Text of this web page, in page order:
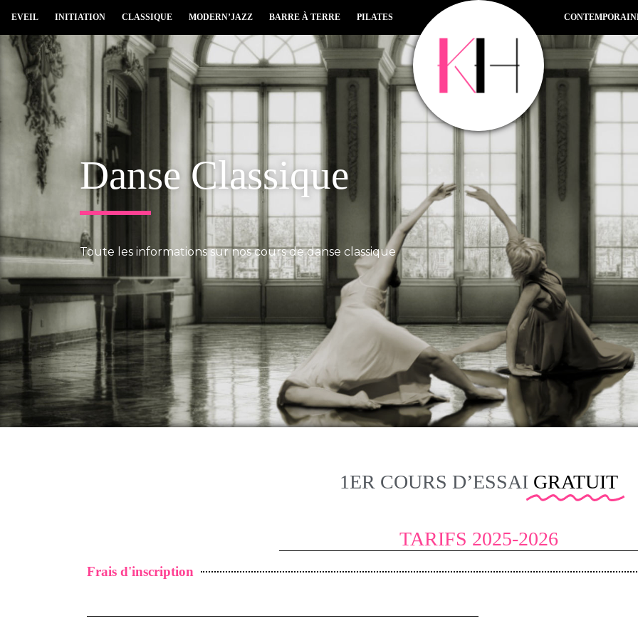
EVEIL INITIATION CLASSIQUE MODERN’JAZZ BARRE À TERRE PILATES
Danse Classique
Toute les informations sur nos cours de danse classique
1ER COURS D’ESSAI GRATUIT
TARIFS 2025-2026
Frais d'inscription